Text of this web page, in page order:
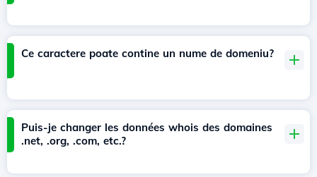
Ce caractere poate contine un nume de domeniu?
Puis-je changer les données whois des domaines
.net, .org, .com, etc.?